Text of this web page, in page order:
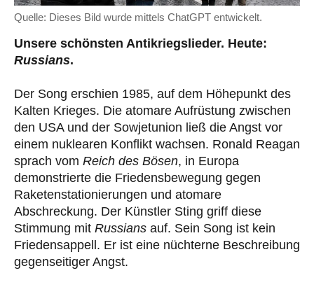
Quelle: Dieses Bild wurde mittels ChatGPT entwickelt.
Unsere schönsten Antikriegslieder. Heute:
Russians.
Der Song erschien 1985, auf dem Höhepunkt des
Kalten Krieges. Die atomare Aufrüstung zwischen
den USA und der Sowjetunion ließ die Angst vor
einem nuklearen Konflikt wachsen. Ronald Reagan
sprach vom Reich des Bösen, in Europa
demonstrierte die Friedensbewegung gegen
Raketenstationierungen und atomare
Abschreckung. Der Künstler Sting griff diese
Stimmung mit Russians auf. Sein Song ist kein
Friedensappell. Er ist eine nüchterne Beschreibung
gegenseitiger Angst.